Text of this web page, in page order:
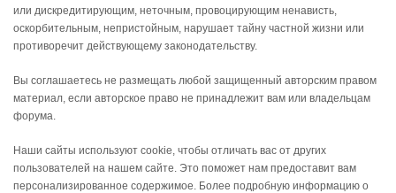
или дискредитирующим, неточным, провоцирующим ненависть,
оскорбительным, непристойным, нарушает тайну частной жизни или
противоречит действующему законодательству.
Вы соглашаетесь не размещать любой защищенный авторским правом
материал, если авторское право не принадлежит вам или владельцам
форума.
Наши сайты используют cookie, чтобы отличать вас от других
пользователей на нашем сайте. Это поможет нам предоставит вам
персонализированное содержимое. Более подробную информацию о